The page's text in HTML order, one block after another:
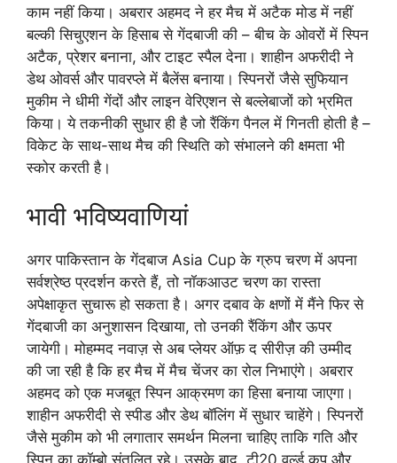
काम नहीं किया। अबरार अहमद ने हर मैच में अटैक मोड में नहीं
बल्की सिचुएशन के हिसाब से गेंदबाजी की – बीच के ओवरों में स्पिन
अटैक, प्रेशर बनाना, और टाइट स्पैल देना। शाहीन अफरीदी ने
डेथ ओवर्स और पावरप्ले में बैलेंस बनाया। स्पिनरों जैसे सुफियान
मुकीम ने धीमी गेंदों और लाइन वेरिएशन से बल्लेबाजों को भ्रमित
किया। ये तकनीकी सुधार ही है जो रैंकिंग पैनल में गिनती होती है –
विकेट के साथ-साथ मैच की स्थिति को संभालने की क्षमता भी
स्कोर करती है।
भावी भविष्यवाणियां
अगर पाकिस्तान के गेंदबाज Asia Cup के ग्रुप चरण में अपना
सर्वश्रेष्ठ प्रदर्शन करते हैं, तो नॉकआउट चरण का रास्ता
अपेक्षाकृत सुचारू हो सकता है। अगर दबाव के क्षणों में मैंने फिर से
गेंदबाजी का अनुशासन दिखाया, तो उनकी रैंकिंग और ऊपर
जायेगी। मोहम्मद नवाज़ से अब प्लेयर ऑफ़ द सीरीज़ की उम्मीद
की जा रही है कि हर मैच में मैच चेंजर का रोल निभाएंगे। अबरार
अहमद को एक मजबूत स्पिन आक्रमण का हिसा बनाया जाएगा।
शाहीन अफरीदी से स्पीड और डेथ बॉलिंग में सुधार चाहेंगे। स्पिनरों
जैसे मुकीम को भी लगातार समर्थन मिलना चाहिए ताकि गति और